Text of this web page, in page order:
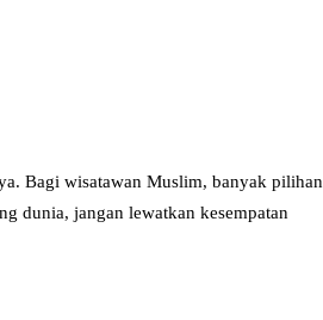
Bagi wisatawan Muslim, banyak pilihan
dunia, jangan lewatkan kesempatan